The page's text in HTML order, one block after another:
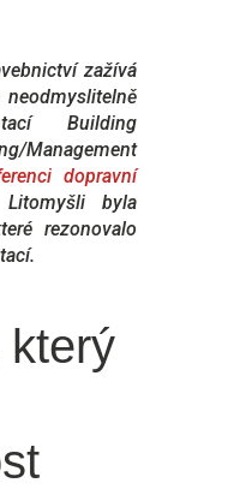
zažívá
Building
Management
dopravní
byla
rezonovalo